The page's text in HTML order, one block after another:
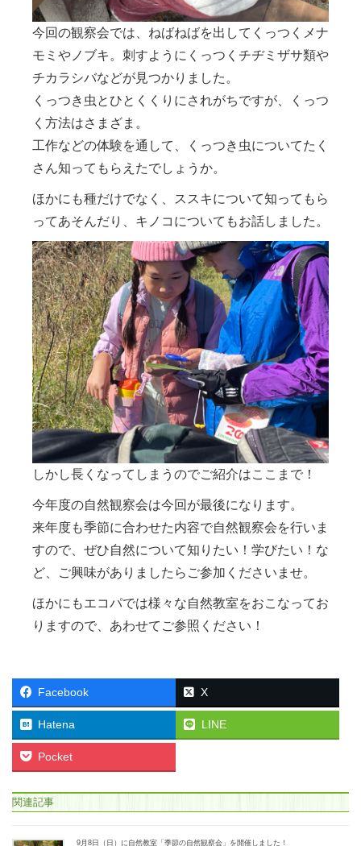
今回の観察会では、ねばねばを出してくっつくメナ
モミやノブキ。刺すようにくっつくチヂミザサ類や
チカラシバなどが見つかりました。
くっつき虫とひとくくりにされがちですが、くっつ
く方法はさまざま。
工作などの体験を通して、くっつき虫についてたく
さん知ってもらえたでしょうか。
ほかにも種だけでなく、ススキについて知ってもら
ってあそんだり、キノコについてもお話しました。
しかし長くなってしまうのでご紹介はここまで！
今年度の自然観察会は今回が最後になります。
来年度も季節に合わせた内容で自然観察会を行いま
すので、ぜひ自然について知りたい！学びたい！な
ど、ご興味がありましたらご参加くださいませ。
ほかにもエコパでは様々な自然教室をおこなってお
りますので、あわせてご参照ください！
Facebook X
Hatena LINE
Pocket
関連記事
9月8日（日）に自然教室「季節の自然観察会」を開催しました！